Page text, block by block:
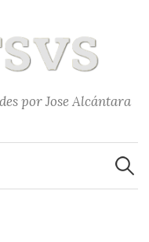
por Jose Alcántara